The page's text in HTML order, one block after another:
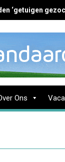
‘getuigen
Ons